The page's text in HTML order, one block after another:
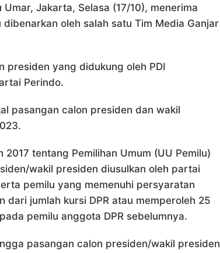
Jakarta, Selasa (17/10), menerima
oleh salah satu Tim Media Ganjar
presiden yang didukung oleh PDI
Perindo.
pasangan calon presiden dan wakil
tentang Pemilihan Umum (UU Pemilu)
wakil presiden diusulkan oleh partai
pemilu yang memenuhi persyaratan
jumlah kursi DPR atau memperoleh 25
pemilu anggota DPR sebelumnya.
pasangan calon presiden/wakil presiden